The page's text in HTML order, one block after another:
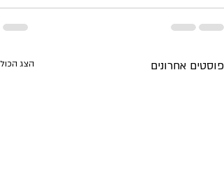
פוסטים אחרונים הצג הכול